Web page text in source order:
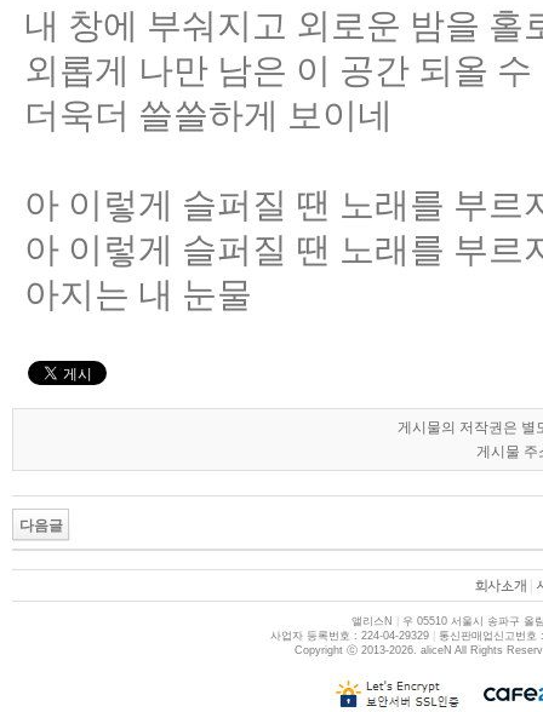
내 창에 부숴지고 외로운 밤을
외롭게 나만 남은 이 공간 되올
더욱더 쓸쓸하게 보이네
아 이렇게 슬퍼질 땐 노래를 부르
아 이렇게 슬퍼질 땐 노래를 부
아지는 내 눈물
게시물의 저작권은 별
게시물 주
다음글
앨리스N
우 05510 서울시 송파구 올
사업자 등록번호 : 224-04-29329
통신판매업신고번호
Copyright ⓒ 2013-2026. aliceN All Rights